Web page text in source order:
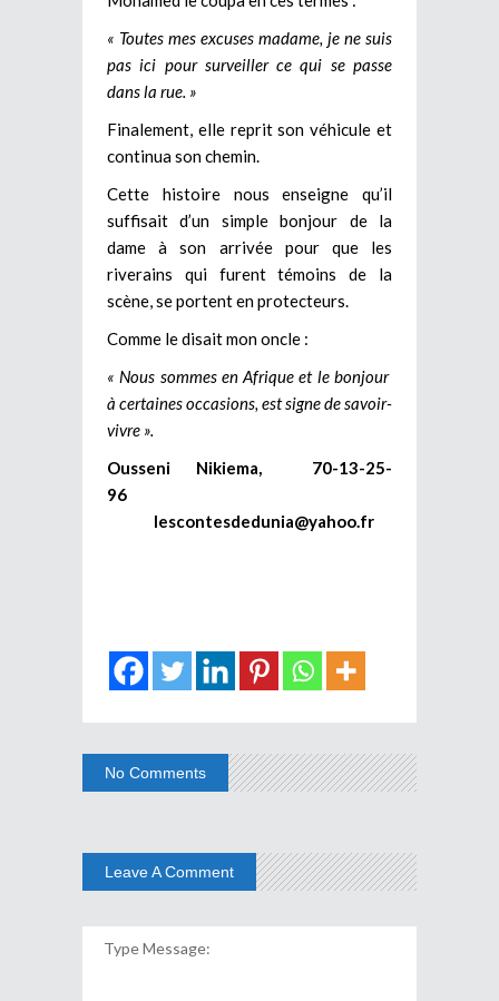
« Toutes mes excuses madame, je ne suis
pas ici pour surveiller ce qui se passe
dans la rue. »
Finalement, elle reprit son véhicule et
continua son chemin.
Cette histoire nous enseigne qu’il
suffisait d’un simple bonjour de la
dame à son arrivée pour que les
riverains qui furent témoins de la
scène, se portent en protecteurs.
Comme le disait mon oncle :
« Nous sommes en Afrique et le bonjour
à certaines occasions, est signe de savoir-
vivre ».
Ousseni Nikiema, 70-13-25-
96
lescontesdedunia@yahoo.fr
No Comments
Leave A Comment